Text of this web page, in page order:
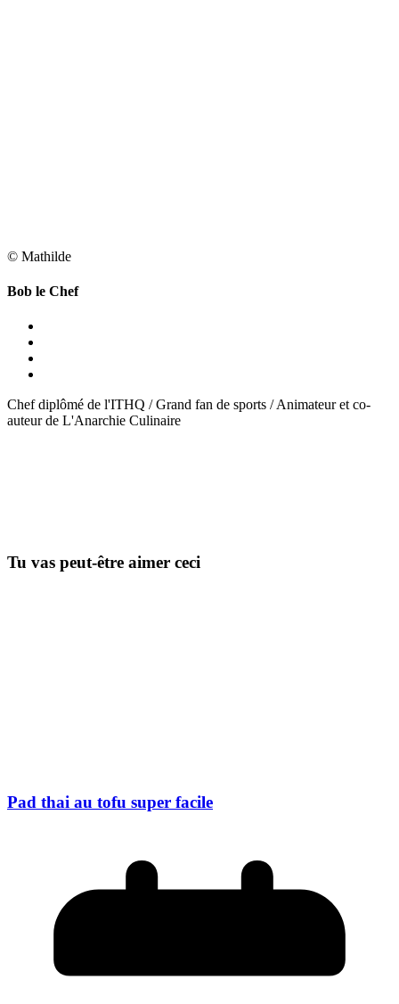
© Mathilde
Bob le Chef
Chef diplômé de l'ITHQ / Grand fan de sports / Animateur et co-
auteur de L'Anarchie Culinaire
Tu vas peut-être aimer ceci
Pad thai au tofu super facile